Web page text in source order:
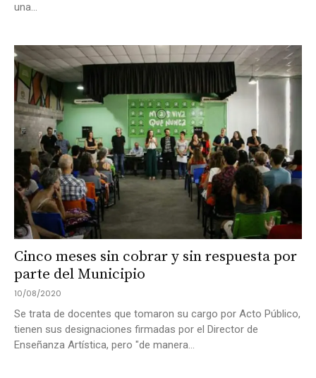
una...
Cinco meses sin cobrar y sin respuesta por
parte del Municipio
10/08/2020
Se trata de docentes que tomaron su cargo por Acto Público,
tienen sus designaciones firmadas por el Director de
Enseñanza Artística, pero "de manera...